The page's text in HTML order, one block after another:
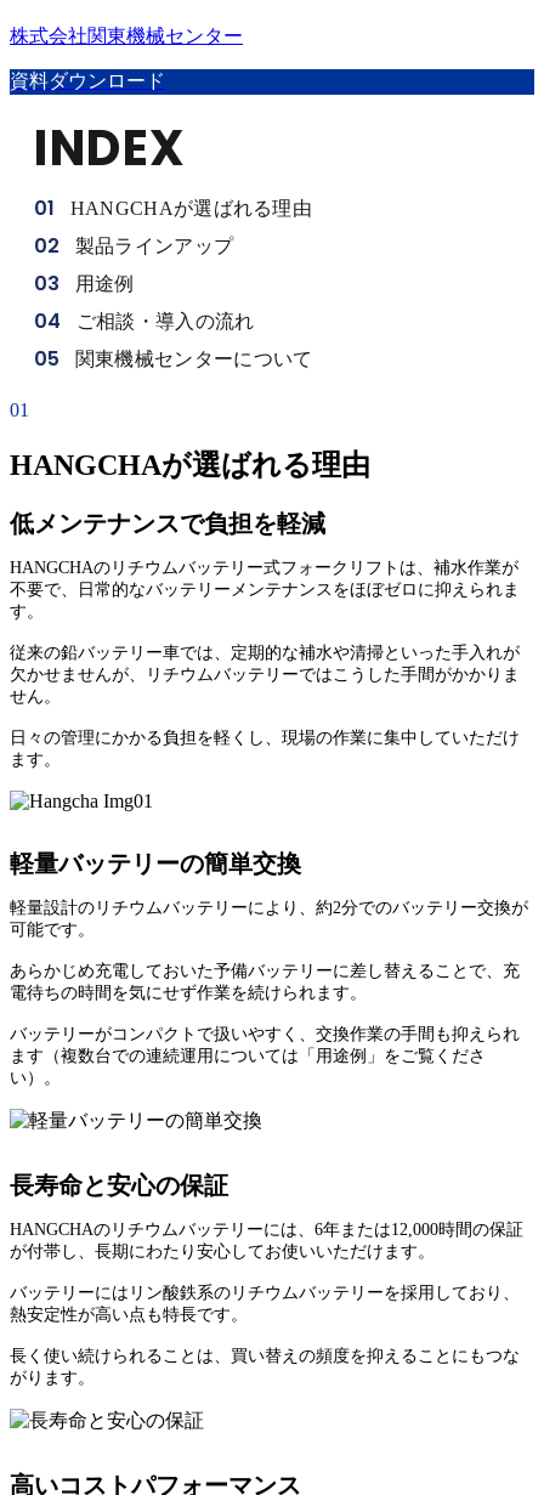
株式会社関東機械センター
資料ダウンロード
INDEX
01 HANGCHAが選ばれる理由
02 製品ラインアップ
03 用途例
04 ご相談・導入の流れ
05 関東機械センターについて
01
HANGCHAが選ばれる理由
低メンテナンスで負担を軽減
HANGCHAのリチウムバッテリー式フォークリフトは、補水作業が
不要で、日常的なバッテリーメンテナンスをほぼゼロに抑えられま
す。
従来の鉛バッテリー車では、定期的な補水や清掃といった手入れが
欠かせませんが、リチウムバッテリーではこうした手間がかかりま
せん。
日々の管理にかかる負担を軽くし、現場の作業に集中していただけ
ます。
軽量バッテリーの簡単交換
軽量設計のリチウムバッテリーにより、約2分でのバッテリー交換が
可能です。
あらかじめ充電しておいた予備バッテリーに差し替えることで、充
電待ちの時間を気にせず作業を続けられます。
バッテリーがコンパクトで扱いやすく、交換作業の手間も抑えられ
ます（複数台での連続運用については「用途例」をご覧くださ
い）。
長寿命と安心の保証
HANGCHAのリチウムバッテリーには、6年または12,000時間の保証
が付帯し、長期にわたり安心してお使いいただけます。
バッテリーにはリン酸鉄系のリチウムバッテリーを採用しており、
熱安定性が高い点も特長です。
長く使い続けられることは、買い替えの頻度を抑えることにもつな
がります。
高いコストパフォーマンス